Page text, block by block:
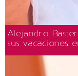
Alejandro
sus vacaciones